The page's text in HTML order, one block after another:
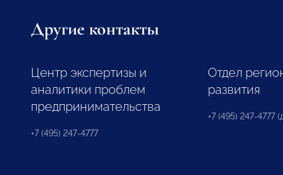
Другие контакты
Центр экспертизы и
аналитики проблем
предпринимательства
+7 (495) 247-4777
Отдел
развития
+7 (495) 247-4777